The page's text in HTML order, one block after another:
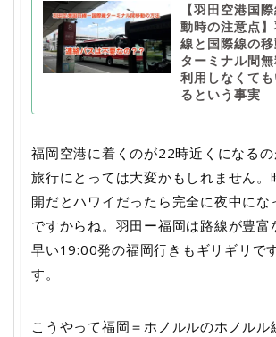
【羽田空港国
動時の注意点
線と国際線の
ターミナル間
利用しなくて
るという事実
福岡空港に着くのが22時近くになる
旅行にとっては大変かもしれません。
開だとハワイだったら完全に夜中にな
ですからね。羽田ー福岡は路線が豊
早い19:00発の福岡行きもギリギリで
す。
こうやって福岡＝ホノルルのホノルル